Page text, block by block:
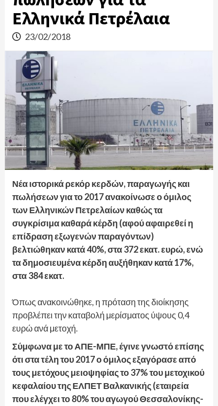
Ελληνικά Πετρέλαια
23/02/2018
Νέα ιστορικά ρεκόρ κερδών, παραγωγής και
πωλήσεων για το 2017 ανακοίνωσε ο όμιλος
των Ελληνικών Πετρελαίων καθώς τα
συγκρίσιμα καθαρά κέρδη (αφού αφαιρεθεί η
επίδραση εξωγενών παραγόντων)
βελτιώθηκαν κατά 40%, στα 372 εκατ. ευρώ, ενώ
τα δημοσιευμένα κέρδη αυξήθηκαν κατά 17%,
στα 384 εκατ.
Όπως ανακοινώθηκε, η πρόταση της διοίκησης
προβλέπει την καταβολή μερίσματος ύψους 0,4
ευρώ ανά μετοχή.
Σύμφωνα με το ΑΠΕ-ΜΠΕ, έγινε γνωστό επίσης
ότι στα τέλη του 2017 ο όμιλος εξαγόρασε από
τους μετόχους μειοψηφίας το 37% του μετοχικού
κεφαλαίου της ΕΛΠΕΤ Βαλκανικής (εταιρεία
που ελέγχει το 80% του αγωγού Θεσσαλονίκης-